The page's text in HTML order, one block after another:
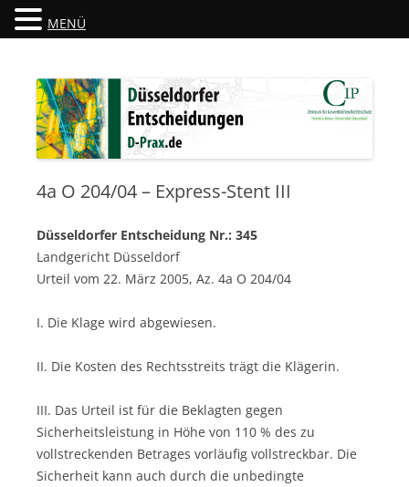
Düsseldorfer Entscheidungen
4a O 204/04 – Express-Stent III
Düsseldorfer Entscheidung Nr.: 345
Landgericht Düsseldorf
Urteil vom 22. März 2005, Az. 4a O 204/04
I. Die Klage wird abgewiesen.
II. Die Kosten des Rechtsstreits trägt die Klägerin.
III. Das Urteil ist für die Beklagten gegen
Sicherheitsleistung in Höhe von 110 % des zu
vollstreckenden Betrages vorläufig vollstreckbar. Die
Sicherheit kann auch durch die unbedingte
MENÜ